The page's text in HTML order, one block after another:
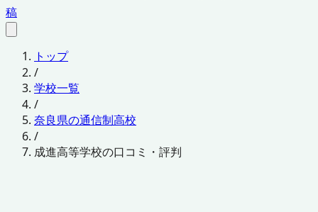
稿
トップ
/
学校一覧
/
奈良県の通信制高校
/
成進高等学校の口コミ・評判